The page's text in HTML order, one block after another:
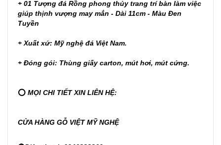
+ 01 Tượng đá Rồng phong thủy trang trí bàn làm việc
giúp thịnh vượng may mắn - Dài 11cm - Màu Đen
Tuyền
+ Xuất xứ: Mỹ nghệ đá Việt Nam.
+ Đóng gói: Thùng giấy carton, mút hơi, mút cứng.
⭕ MỌI CHI TIẾT XIN LIÊN HỆ:
CỬA HÀNG GỖ VIỆT MỸ NGHỆ